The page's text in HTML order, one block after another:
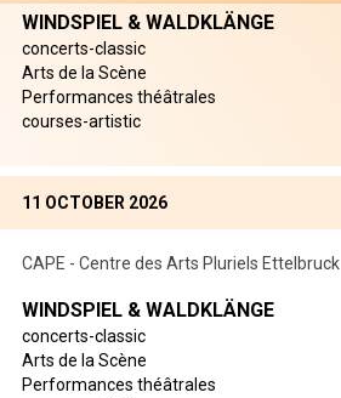
WINDSPIEL & WALDKLÄNGE
concerts-classic
Arts de la Scène
Performances théâtrales
courses-artistic
11 OCTOBER 2026
CAPE - Centre des Arts Pluriels Ettelbruck
WINDSPIEL & WALDKLÄNGE
concerts-classic
Arts de la Scène
Performances théâtrales